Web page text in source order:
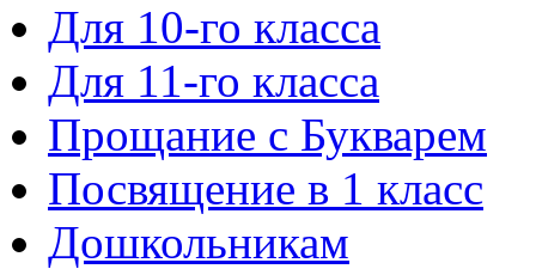
Для 10-го класса
Для 11-го класса
Прощание с Букварем
Посвящение в 1 класс
Дошкольникам